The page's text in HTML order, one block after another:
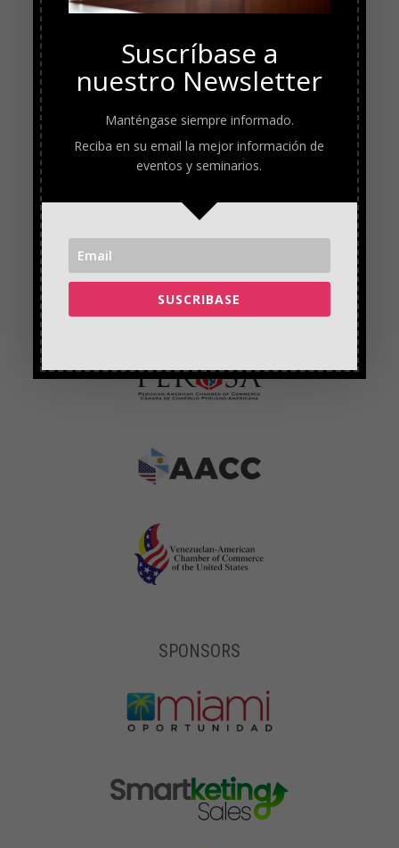
SPONSORS
Suscríbase a
nuestro Newsletter
Manténgase siempre informado.
Reciba en su email la mejor información de
eventos y seminarios.
SUSCRIBASE